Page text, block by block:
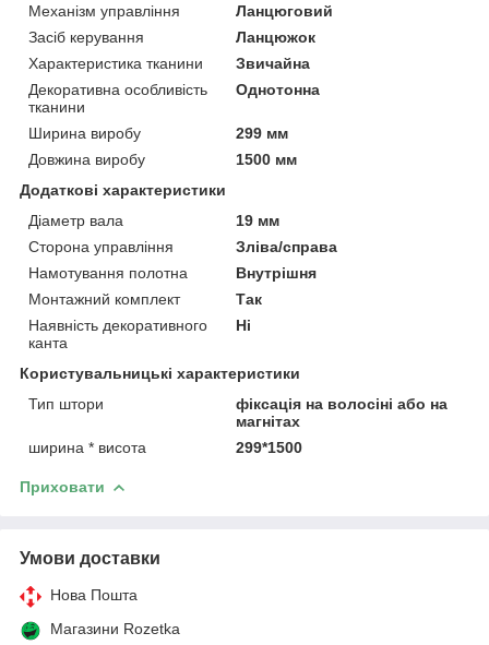
Механізм управління
Ланцюговий
Засіб керування
Ланцюжок
Характеристика тканини
Звичайна
Декоративна особливість
тканини
Однотонна
Ширина виробу
299 мм
Довжина виробу
1500 мм
Додаткові характеристики
Діаметр вала
19 мм
Сторона управління
Зліва/справа
Намотування полотна
Внутрішня
Монтажний комплект
Так
Наявність декоративного
канта
Ні
Користувальницькі характеристики
Тип штори
фіксація на волосіні або на
магнітах
ширина * висота
299*1500
Приховати
Умови доставки
Нова Пошта
Магазини Rozetka